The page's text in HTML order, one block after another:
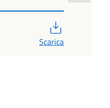
Scarica